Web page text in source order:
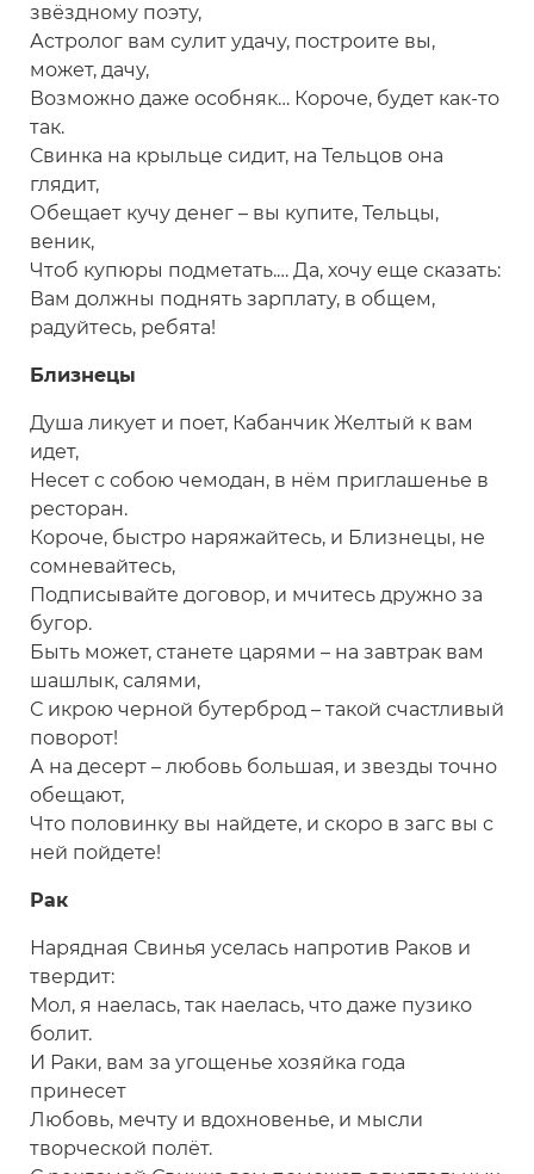
звёздному поэту,
Астролог вам сулит удачу, построите вы,
может, дачу,
Возможно даже особняк… Короче, будет как-то
так.
Свинка на крыльце сидит, на Тельцов она
глядит,
Обещает кучу денег – вы купите, Тельцы,
веник,
Чтоб купюры подметать.… Да, хочу еще сказать:
Вам должны поднять зарплату, в общем,
радуйтесь, ребята!
Близнецы
Душа ликует и поет, Кабанчик Желтый к вам
идет,
Несет с собою чемодан, в нём приглашенье в
ресторан.
Короче, быстро наряжайтесь, и Близнецы, не
сомневайтесь,
Подписывайте договор, и мчитесь дружно за
бугор.
Быть может, станете царями – на завтрак вам
шашлык, салями,
С икрою черной бутерброд – такой счастливый
поворот!
А на десерт – любовь большая, и звезды точно
обещают,
Что половинку вы найдете, и скоро в загс вы с
ней пойдете!
Рак
Нарядная Свинья уселась напротив Раков и
твердит:
Мол, я наелась, так наелась, что даже пузико
болит.
И Раки, вам за угощенье хозяйка года
принесет
Любовь, мечту и вдохновенье, и мысли
творческой полёт.